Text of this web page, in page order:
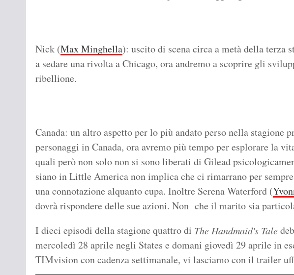
Nick (Max Minghella): uscito di scena circa a metà della terza
a sedare una rivolta a Chicago, ora andremo a scoprire gli
ribellione.
Canada: un altro aspetto per lo più andato perso nella stagione
personaggi in Canada, ora avremo più tempo per esplorare la
quali però non solo non si sono liberati di Gilead
siano in Little America non implica che ci rimarrano per
una connotazione alquanto cupa. Inoltre Serena Waterford (
dovrà rispondere delle sue azioni. Non che il marito sia
I dieci episodi della stagione quattro di The Handmaid's Tale
mercoledì 28 aprile negli States e domani giovedì 29 aprile in
TIMvision con cadenza settimanale, vi lasciamo con il trailer